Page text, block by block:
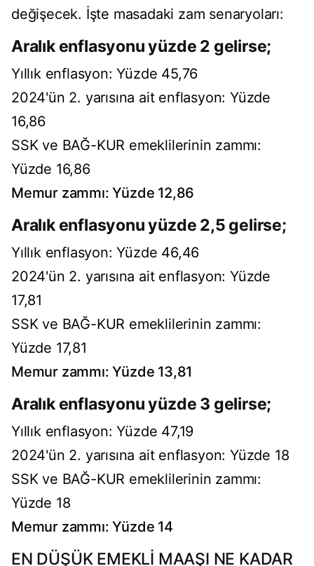
değişecek. İşte masadaki zam senaryoları:
Aralık enflasyonu yüzde 2 gelirse;
Yıllık enflasyon: Yüzde 45,76
2024'ün 2. yarısına ait enflasyon: Yüzde
16,86
SSK ve BAĞ-KUR emeklilerinin zammı:
Yüzde 16,86
Memur zammı: Yüzde 12,86
Aralık enflasyonu yüzde 2,5 gelirse;
Yıllık enflasyon: Yüzde 46,46
2024'ün 2. yarısına ait enflasyon: Yüzde
17,81
SSK ve BAĞ-KUR emeklilerinin zammı:
Yüzde 17,81
Memur zammı: Yüzde 13,81
Aralık enflasyonu yüzde 3 gelirse;
Yıllık enflasyon: Yüzde 47,19
2024'ün 2. yarısına ait enflasyon: Yüzde 18
SSK ve BAĞ-KUR emeklilerinin zammı:
Yüzde 18
Memur zammı: Yüzde 14
EN DÜŞÜK EMEKLİ MAAŞI NE KADAR